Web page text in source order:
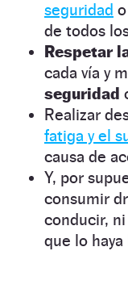
seguridad
de todos
Respetar
cada vía y
seguridad
Realizar
fatiga y el
causa de
Y, por
consumir
conducir,
que lo haya